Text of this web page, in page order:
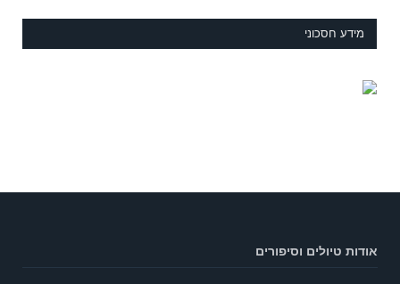
מידע חסכוני
אודות טיולים וסיפורים